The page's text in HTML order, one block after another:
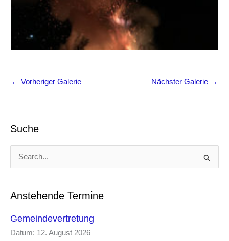
← Vorheriger Galerie Nächster Galerie →
Suche
c
e
n
c
Anstehende Termine
Gemeindevertretung
Datum: 12. August 2026